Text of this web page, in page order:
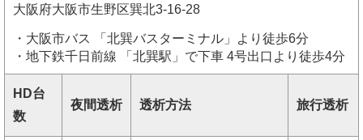
大阪府大阪市生野区巽北3-16-28
・大阪市バス 「北巽バスターミナル」より徒歩6分
・地下鉄千日前線 「北巽駅」で下車 4号出口より徒歩4分
HD台
数
夜間透析 透析方法 旅行透析